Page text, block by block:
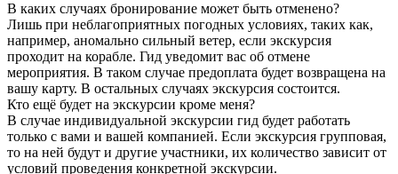
В каких случаях бронирование может быть отменено?
Лишь при неблагоприятных погодных условиях, таких как,
например, аномально сильный ветер, если экскурсия
проходит на корабле. Гид уведомит вас об отмене
мероприятия. В таком случае предоплата будет возвращена на
вашу карту. В остальных случаях экскурсия состоится.
Кто ещё будет на экскурсии кроме меня?
В случае индивидуальной экскурсии гид будет работать
только с вами и вашей компанией. Если экскурсия групповая,
то на ней будут и другие участники, их количество зависит от
условий проведения конкретной экскурсии.